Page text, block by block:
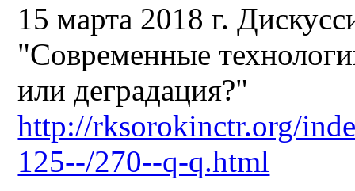
15 марта 2018 г.
"Современные
или деградация?"
http://rksorokinctr.org/
125--/270--q-q.html